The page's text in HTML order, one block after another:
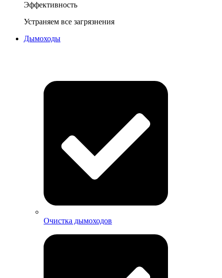
Эффективность
Устраняем все загрязнения
Дымоходы
Очистка дымоходов